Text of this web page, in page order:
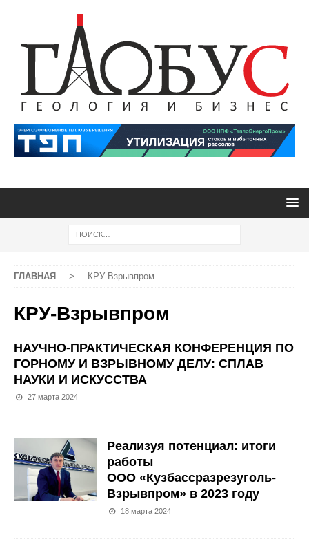
ГЛАВНАЯ > КРУ-Взрывпром
КРУ-Взрывпром
НАУЧНО-ПРАКТИЧЕСКАЯ КОНФЕРЕНЦИЯ ПО
ГОРНОМУ И ВЗРЫВНОМУ ДЕЛУ: СПЛАВ
НАУКИ И ИСКУССТВА
27 марта 2024
Реализуя потенциал: итоги
работы
ООО «Кузбассразрезуголь-
Взрывпром» в 2023 году
18 марта 2024